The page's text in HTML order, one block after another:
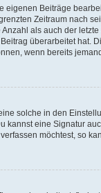
Beiträge
Zeitraum nach
als auch der
überarbeitet hat.
wenn bereits
solche in den
kannst eine Signatur
möchtest, so